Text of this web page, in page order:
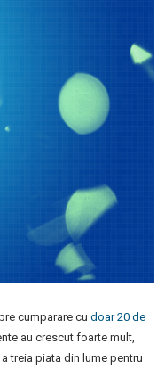
cumparare cu doar 20 de
au crescut foarte mult,
treia piata din lume pentru